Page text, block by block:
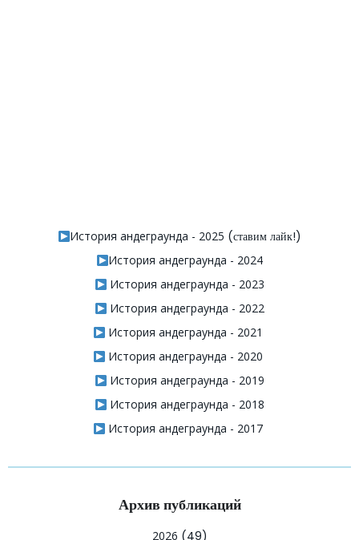
История андеграунда - 2025 (ставим лайк!)
История андеграунда - 2024
История андеграунда - 2023
История андеграунда - 2022
История андеграунда - 2021
История андеграунда - 2020
История андеграунда - 2019
История андеграунда - 2018
История андеграунда - 2017
Архив публикаций
2026 (49)